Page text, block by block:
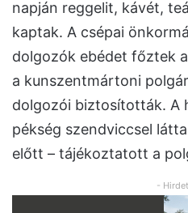
napján reggelit, kávét,
kaptak. A csépai
dolgozók ebédet főztek
a kunszentmártoni
dolgozói biztosították. A
pékség szendviccsel
előtt – tájékoztatott a
-